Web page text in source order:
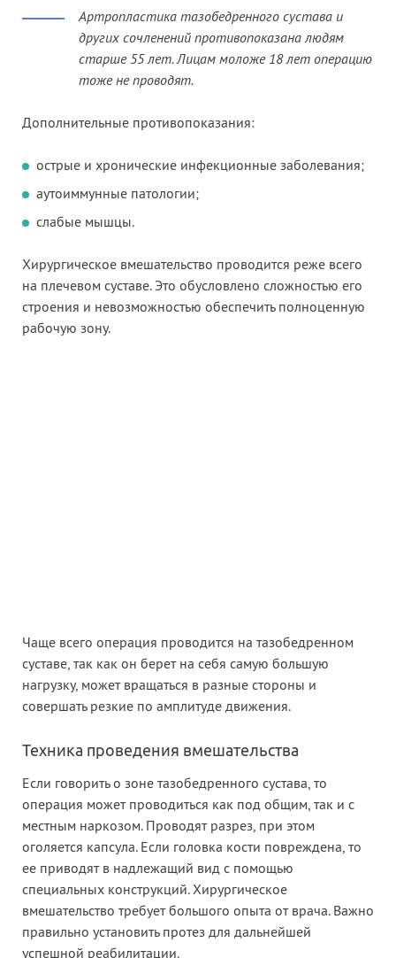
Артропластика тазобедренного сустава и
других сочленений противопоказана людям
старше 55 лет. Лицам моложе 18 лет операцию
тоже не проводят.
Дополнительные противопоказания:
острые и хронические инфекционные заболевания;
аутоиммунные патологии;
слабые мышцы.
Хирургическое вмешательство проводится реже всего
на плечевом суставе. Это обусловлено сложностью его
строения и невозможностью обеспечить полноценную
рабочую зону.
Чаще всего операция проводится на тазобедренном
суставе, так как он берет на себя самую большую
нагрузку, может вращаться в разные стороны и
совершать резкие по амплитуде движения.
Техника проведения вмешательства
Если говорить о зоне тазобедренного сустава, то
операция может проводиться как под общим, так и с
местным наркозом. Проводят разрез, при этом
оголяется капсула. Если головка кости повреждена, то
ее приводят в надлежащий вид с помощью
специальных конструкций. Хирургическое
вмешательство требует большого опыта от врача. Важно
правильно установить протез для дальнейшей